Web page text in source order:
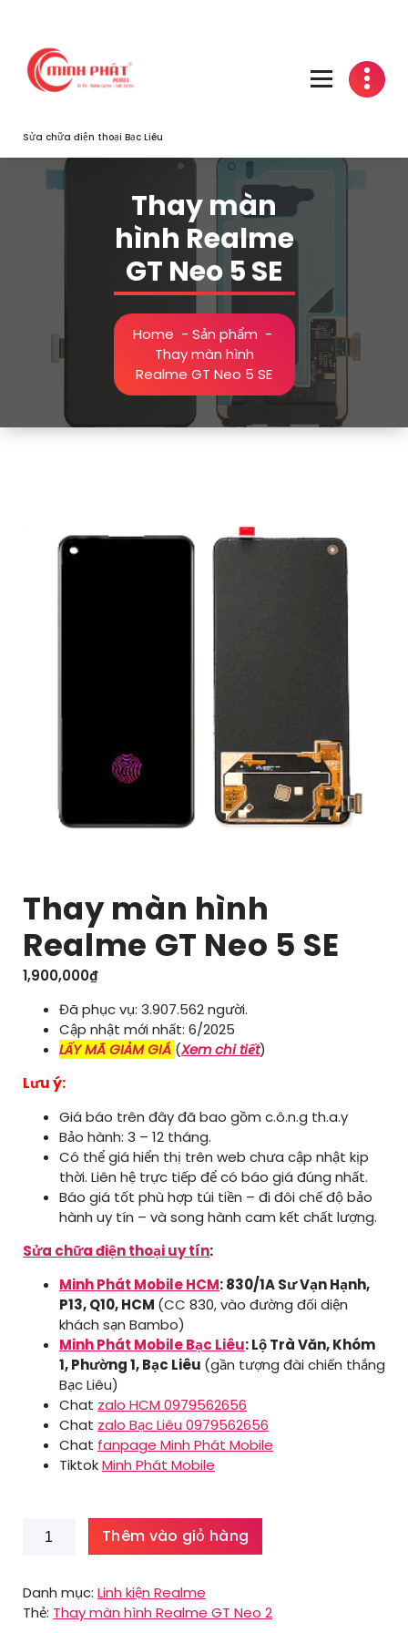
content
Sửa chữa điện thoại Bạc Liêu
Thay màn
hình Realme
GT Neo 5 SE
Home - Sản phẩm -
Thay màn hình
Realme GT Neo 5 SE
Thay màn hình
Realme GT Neo 5 SE
1,900,000₫
Đã phục vụ: 3.907.562 người.
Cập nhật mới nhất: 6/2025
LẤY MÃ GIẢM GIÁ (Xem chi tiết)
Lưu ý:
Giá báo trên đây đã bao gồm c.ô.n.g th.a.y
Bảo hành: 3 – 12 tháng.
Có thể giá hiển thị trên web chưa cập nhật kịp
thời. Liên hệ trực tiếp để có báo giá đúng nhất.
Báo giá tốt phù hợp túi tiền – đi đôi chế độ bảo
hành uy tín – và song hành cam kết chất lượng.
Sửa chữa điện thoại uy tín:
Minh Phát Mobile HCM: 830/1A Sư Vạn Hạnh,
P13, Q10, HCM (CC 830, vào đường đối diện
khách sạn Bambo)
Minh Phát Mobile Bạc Liêu: Lộ Trà Văn, Khóm
1, Phường 1, Bạc Liêu (gần tượng đài chiến thắng
Bạc Liêu)
Chat zalo HCM 0979562656
Chat zalo Bạc Liêu 0979562656
Chat fanpage Minh Phát Mobile
TiktokMinh Phát Mobile
Thay
màn
Realme
GT
Thêm vào giỏ hàng
Danh mục: Linh kiện Realme
Thẻ: Thay màn hình Realme GT Neo 2